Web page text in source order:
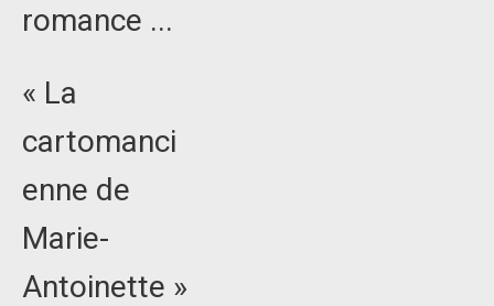
romance ...
« La
cartomanci
enne de
Marie-
Antoinette »